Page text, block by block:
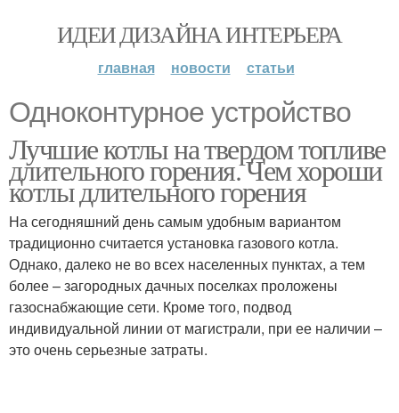
ИДЕИ ДИЗАЙНА ИНТЕРЬЕРА
главная новости статьи
Одноконтурное устройство
Лучшие котлы на твердом топливе
длительного горения. Чем хороши
котлы длительного горения
На сегодняшний день самым удобным вариантом
традиционно считается установка газового котла.
Однако, далеко не во всех населенных пунктах, а тем
более – загородных дачных поселках проложены
газоснабжающие сети. Кроме того, подвод
индивидуальной линии от магистрали, при ее наличии –
это очень серьезные затраты.